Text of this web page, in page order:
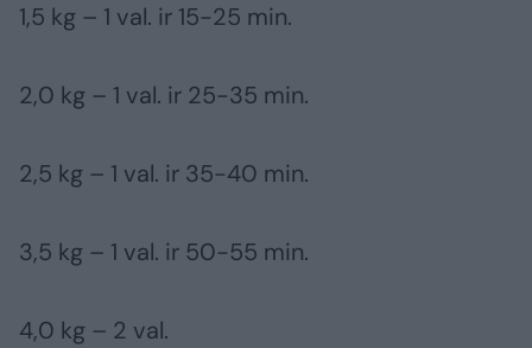
1,5 kg – 1 val. ir 15-25 min.
2,0 kg – 1 val. ir 25-35 min.
2,5 kg – 1 val. ir 35-40 min.
3,5 kg – 1 val. ir 50-55 min.
4,0 kg – 2 val.